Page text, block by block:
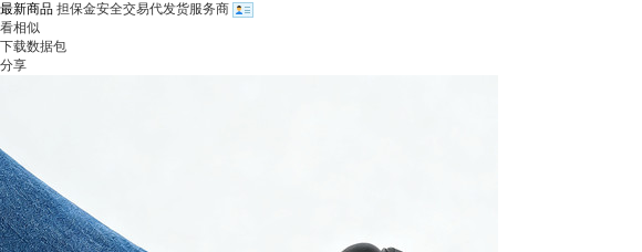
最新商品 担保金安全交易代发货服务商
看相似
下载数据包
分享